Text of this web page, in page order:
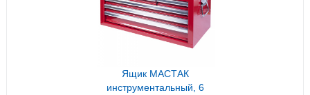
Ящик МАСТАК
инструментальный, 6